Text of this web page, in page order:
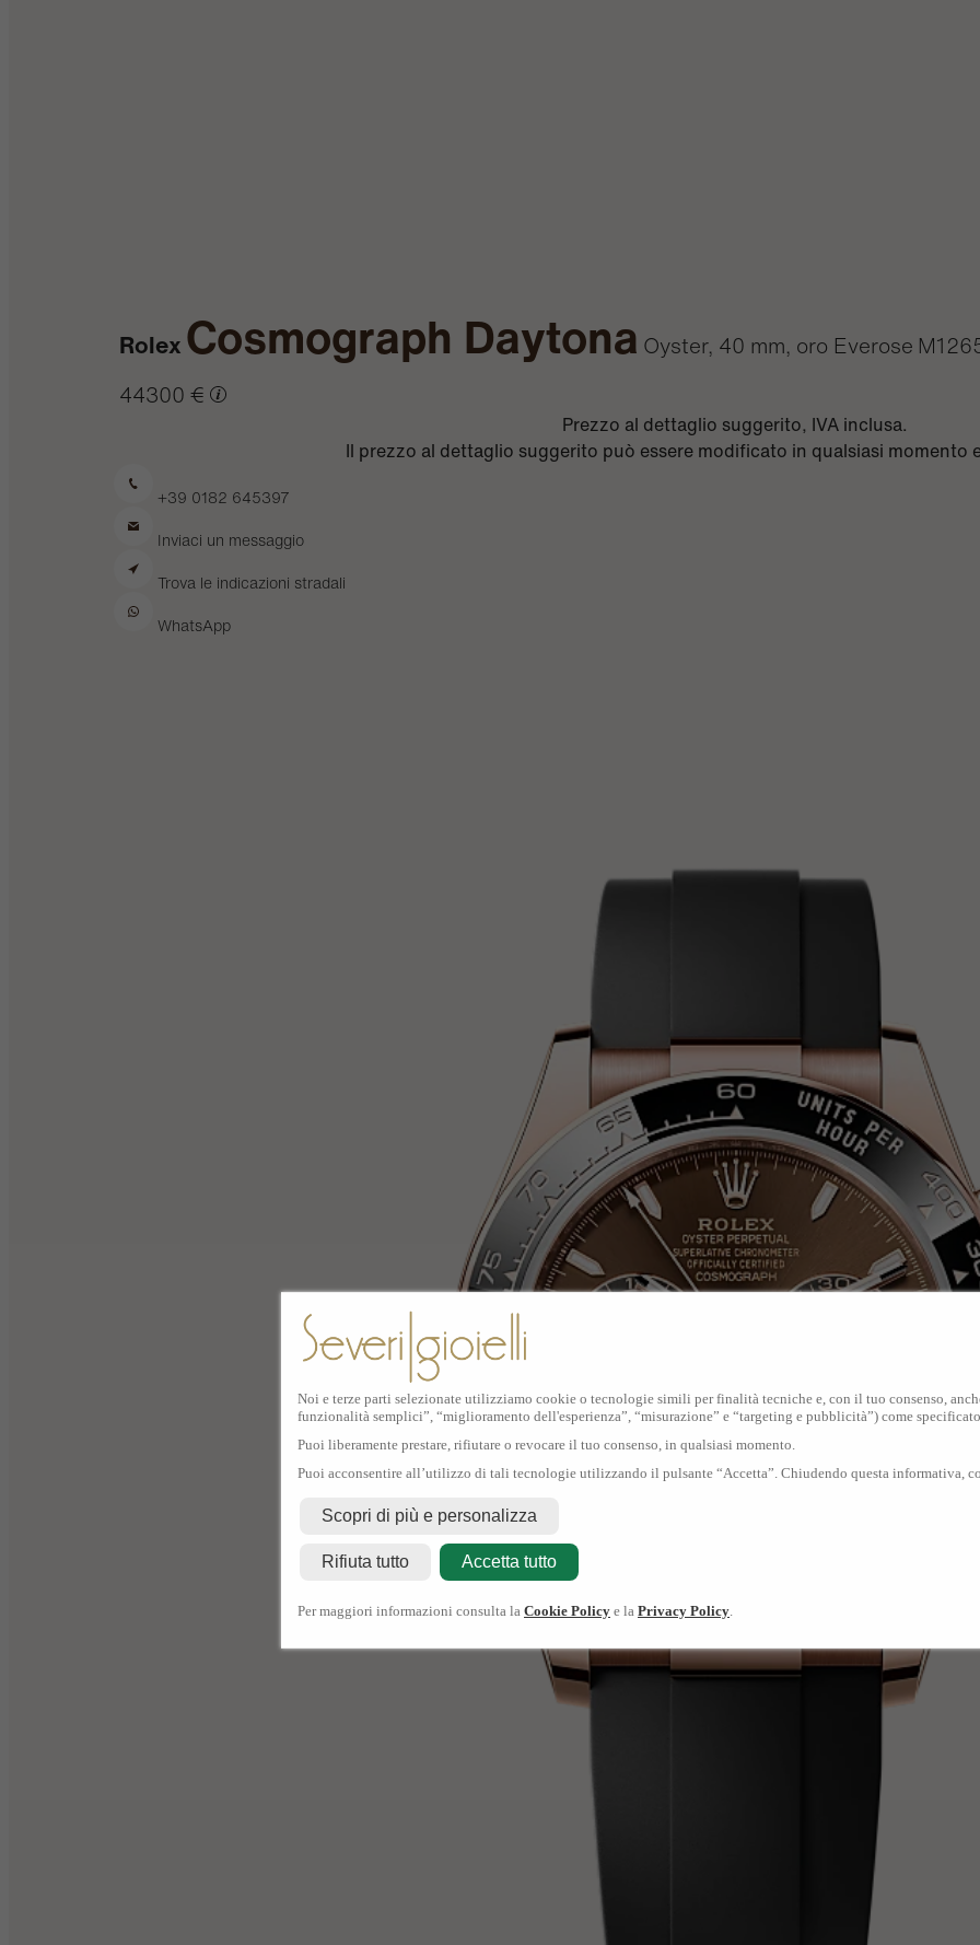
RolexCosmograph Daytona Oyster, 40 mm, oro Everose
44300 €
Prezzo al dettaglio suggerito, IVA inclusa.
Il prezzo al dettaglio suggerito può essere modificato in qualsiasi momento
+39 0182 645397
Inviaci un messaggio
Trova le indicazioni stradali
WhatsApp
Noi e terze parti selezionate utilizziamo cookie o tecnologie simili per finalità tecniche e, con il tuo consenso,
funzionalità semplici”, “miglioramento dell'esperienza”, “misurazione” e “targeting e pubblicità”) come
Puoi liberamente prestare, rifiutare o revocare il tuo consenso, in qualsiasi momento.
Puoi acconsentire all’utilizzo di tali tecnologie utilizzando il pulsante “Accetta”. Chiudendo questa informativa,
Scopri di più e personalizza
Rifiuta tutto Accetta tutto
Per maggiori informazioni consulta la Cookie Policy e la Privacy Policy.